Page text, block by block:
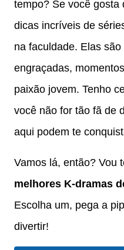
tempo? Se você gosta
dicas incríveis de
na faculdade. Elas
engraçadas,
paixão jovem. Tenho
você não for tão fã de
aqui podem te
Vamos lá, então? Vou
melhores K-dramas
Escolha um, pega a
divertir!